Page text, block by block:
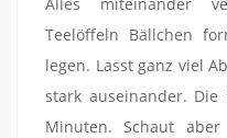
Teelöffeln Bällchen
legen. Lasst ganz viel
stark auseinander. Die
Minuten. Schaut